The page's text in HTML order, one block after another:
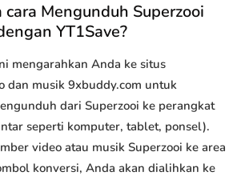
cara Mengunduh Superzooi
YT1Save?
mengarahkan Anda ke situs
dan musik 9xbuddy.com untuk
dari Superzooi ke perangkat
seperti komputer, tablet, ponsel).
video atau musik Superzooi ke area
konversi, Anda akan dialihkan ke